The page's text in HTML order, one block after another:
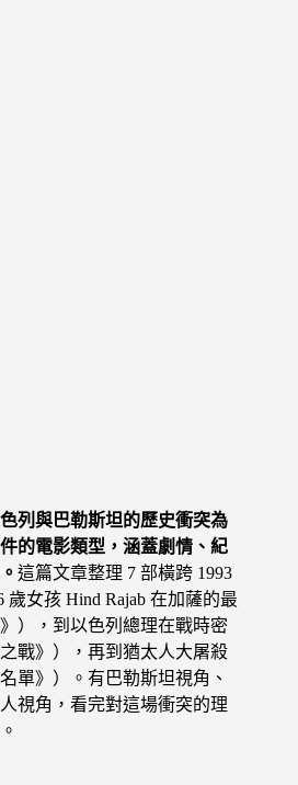
列與巴勒斯坦的歷史衝突為
的電影類型，涵蓋劇情、紀
這篇文章整理 7 部橫跨 1993
歲女孩 Hind Rajab 在加薩的最
），到以色列總理在戰時密
戰》），再到猶太人大屠殺
單》）。有巴勒斯坦視角、
視角，看完對這場衝突的理